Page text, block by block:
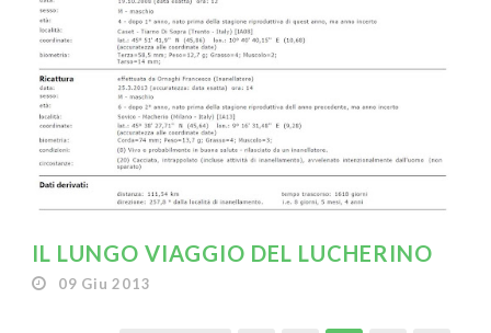
IL LUNGO VIAGGIO DEL LUCHERINO
09 Giu 2013